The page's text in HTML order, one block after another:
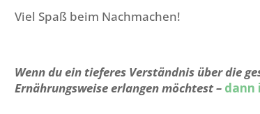
Viel Spaß beim Nachmachen!
Wenn du ein tieferes Verständnis über die
Ernährungsweise erlangen möchtest – dann